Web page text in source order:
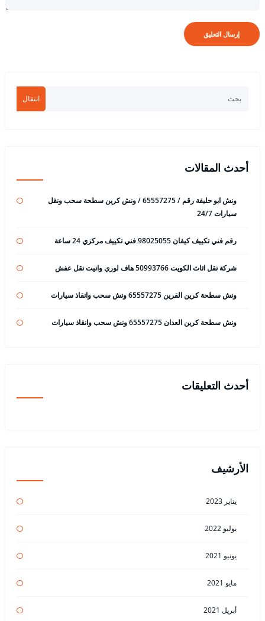
انتقال
أحدث المقالات
ونش ابو حليفة رقم / 65557275 / ونش كرين سطحة سحب ونقل
سيارات 24/7
رقم فني تكييف كيفان 98025055 فني تكييف مركزي 24 ساعة
شركة نقل اثاث الكويت 50993766 هاف لوري وانيت نقل عفش
ونش سطحة كرين القرين 65557275 ونش سحب وانقاذ سيارات
ونش سطحة كرين العدان 65557275 ونش سحب وانقاذ سيارات
أحدث التعليقات
الأرشيف
يناير 2023
يوليو 2022
يونيو 2021
مايو 2021
أبريل 2021